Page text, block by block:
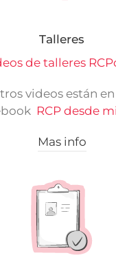
Talleres
de talleres
videos están
RCP desde
Mas info